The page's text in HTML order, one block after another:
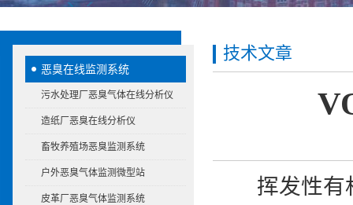
恶臭在线监测系统
污水处理厂恶臭气体在线分析仪
造纸厂恶臭在线分析仪
畜牧养殖场恶臭监测系统
户外恶臭气体监测微型站
皮革厂恶臭气体监测系统
技术文章
挥发性有机